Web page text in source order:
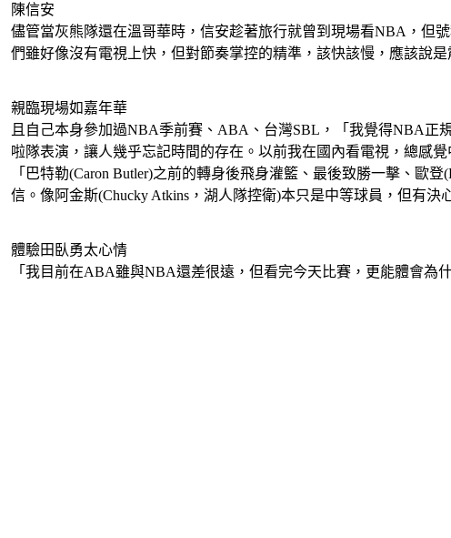
陳信安
儘管當灰熊隊還在溫哥華時，信安趁著旅行就曾到現場看NBA，但
們雖好像沒有電視上快，但對節奏掌控的精準，該快該慢，應該說
親臨現場如嘉年華
且自己本身參加過NBA季前賽、ABA、台灣SBL，「我覺得NBA正
啦隊表演，讓人幾乎忘記時間的存在。以前我在國內看電視，總感
「巴特勒(Caron Butler)之前的轉身後飛身灌籃、最後致勝一擊、歐
信。像阿金斯(Chucky Atkins，湖人隊控衛)本只是中等球員，但有
體驗田臥勇太心情
「我目前在ABA雖與NBA還差很遠，但看完今天比賽，更能體會